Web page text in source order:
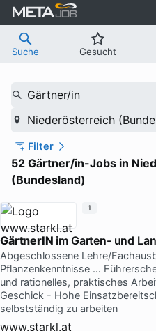
Suche Gesucht
Gärtner/in
Niederösterreich
Filter
52 Gärtner/in-Jobs in
(Bundesland)
GärtnerIN im Garten- und
Abgeschlossene Lehre/
Pflanzenkenntnisse …
und rationelles, praktisches
Geschick - Hohe
selbstständig zu arbeiten
www.starkl.at
1